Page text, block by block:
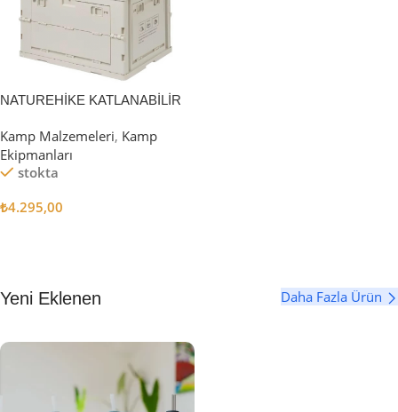
NATUREHİKE KATLANABİLİR
Kamp Malzemeleri, Kamp
Ekipmanları
stokta
₺4.295,00
Yeni Eklenen Daha Fazla Ürün